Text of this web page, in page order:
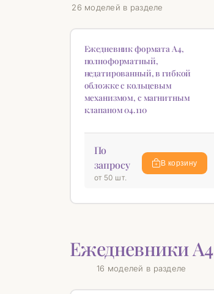
26 моделей в разделе
Ежедневник формата А4,
полноформатный,
недатированный, в гибкой
обложке с кольцевым
механизмом, с магнитным
клапаном 04.110
По
запросу
от 50 шт.
В корзину
Ежедневники А4
16 моделей в разделе